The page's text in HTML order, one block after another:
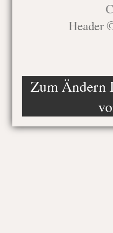
Header
Zum Ändern